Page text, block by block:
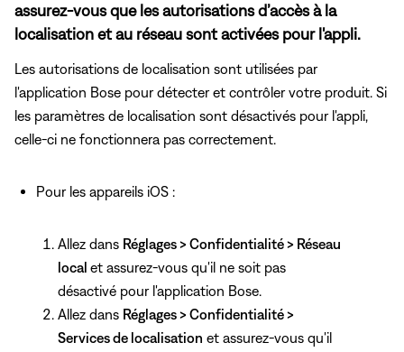
assurez-vous que les autorisations d’accès à la
localisation et au réseau sont activées pour l'appli.
Les autorisations de localisation sont utilisées par
l'application Bose pour détecter et contrôler votre produit. Si
les paramètres de localisation sont désactivés pour l'appli,
celle-ci ne fonctionnera pas correctement.
Pour les appareils iOS :
Allez dans Réglages > Confidentialité > Réseau
local et assurez-vous qu'il ne soit pas
désactivé pour l'application Bose.
Allez dans Réglages > Confidentialité >
Services de localisation et assurez-vous qu'il